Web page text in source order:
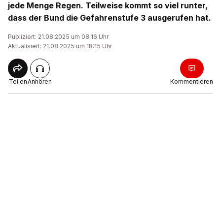
jede Menge Regen. Teilweise kommt so viel runter,
dass der Bund die Gefahrenstufe 3 ausgerufen hat.
Publiziert: 21.08.2025 um 08:16 Uhr
Aktualisiert: 21.08.2025 um 18:15 Uhr
TeilenAnhören Kommentieren